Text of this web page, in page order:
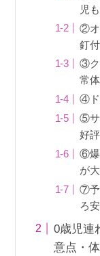
児
②オ
釘
③ク
常
④ド
⑤サ
好評
⑥爆
が
⑦予
ろ
0歳児連
意点・